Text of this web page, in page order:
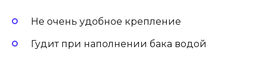
Не очень удобное крепление
Гудит при наполнении бака водой